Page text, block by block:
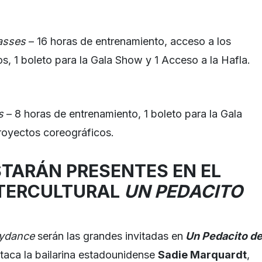
– 16 horas de entrenamiento, acceso a los
1 boleto para la Gala Show y 1 Acceso a la Hafla.
– 8 horas de entrenamiento, 1 boleto para la Gala
coreográficos.
PRESENTES EN EL
UN PEDACITO
serán las grandes invitadas en Un Pedacito de
la bailarina estadounidense Sadie Marquardt,